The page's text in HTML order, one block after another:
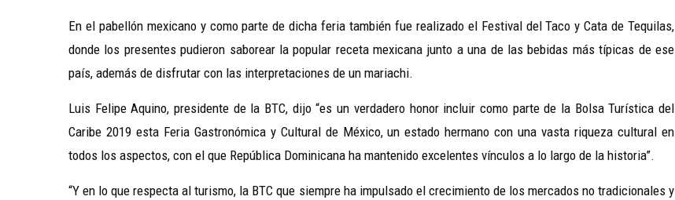
En el pabellón mexicano y como parte de dicha feria también fue realizado el Festival del Taco y Cata de Tequilas,
donde los presentes pudieron saborear la popular receta mexicana junto a una de las bebidas más típicas de ese
país, además de disfrutar con las interpretaciones de un mariachi.
Luis Felipe Aquino, presidente de la BTC, dijo “es un verdadero honor incluir como parte de la Bolsa Turística del
Caribe 2019 esta Feria Gastronómica y Cultural de México, un estado hermano con una vasta riqueza cultural en
todos los aspectos, con el que República Dominicana ha mantenido excelentes vínculos a lo largo de la historia”.
“Y en lo que respecta al turismo, la BTC que siempre ha impulsado el crecimiento de los mercados no tradicionales y